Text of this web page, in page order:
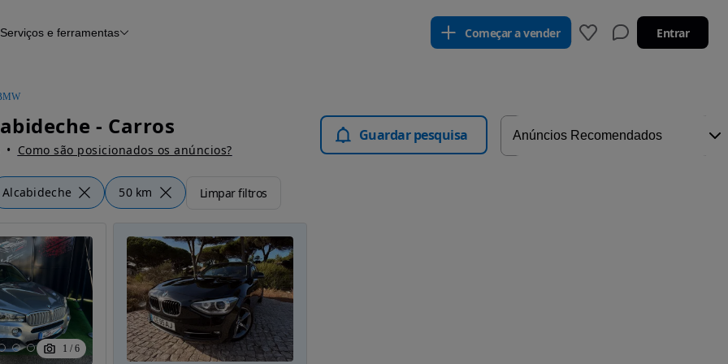
Serviços e ferramentas Começar a vender Entrar
- Carros
Como são posicionados os anúncios?
Guardar pesquisa
Alcabideche 50 km Limpar filtros
1 / 6